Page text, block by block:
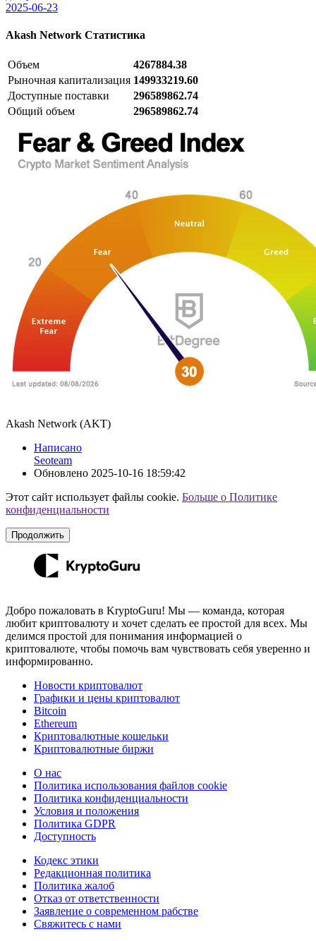
2025-06-23
Akash Network Статистика
Объем
4267884.38
Рыночная капитализация 149933219.60
Доступные поставки
296589862.74
Общий объем
296589862.74
Akash Network (AKT)
Написано
Seoteam
Обновлено 2025-10-16 18:59:42
Этот сайт использует файлы cookie. Больше о Политике
конфиденциальности
Продолжить
Добро пожаловать в KryptoGuru! Мы — команда, которая
любит криптовалюту и хочет сделать ее простой для всех. Мы
делимся простой для понимания информацией о
криптовалюте, чтобы помочь вам чувствовать себя уверенно и
информированно.
Новости криптовалют
Графики и цены криптовалют
Bitcoin
Ethereum
Криптовалютные кошельки
Криптовалютные биржи
О нас
Политика использования файлов cookie
Политика конфиденциальности
Условия и положения
Политика GDPR
Доступность
Кодекс этики
Редакционная политика
Политика жалоб
Отказ от ответственности
Заявление о современном рабстве
Свяжитесь с нами